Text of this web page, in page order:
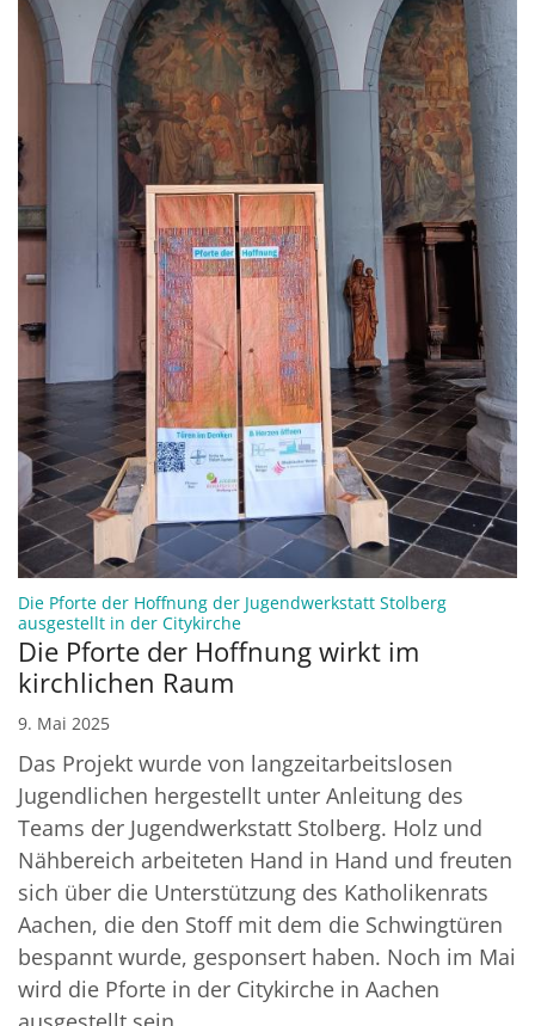
Die Pforte der Hoffnung der Jugendwerkstatt Stolberg
ausgestellt in der Citykirche:
Die Pforte der Hoffnung wirkt im
kirchlichen Raum
9. Mai 2025
Das Projekt wurde von langzeitarbeitslosen
Jugendlichen hergestellt unter Anleitung des
Teams der Jugendwerkstatt Stolberg. Holz und
Nähbereich arbeiteten Hand in Hand und freuten
sich über die Unterstützung des Katholikenrats
Aachen, die den Stoff mit dem die Schwingtüren
bespannt wurde, gesponsert haben. Noch im Mai
wird die Pforte in der Citykirche in Aachen